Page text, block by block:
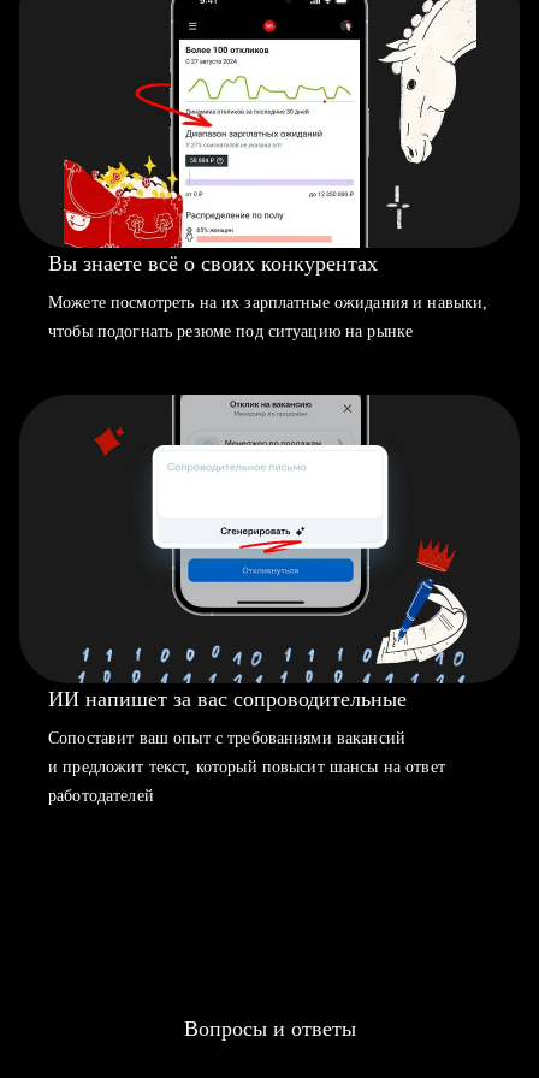
Вы знаете всё о своих конкурентах
Можете посмотреть на их зарплатные ожидания и навыки,
чтобы подогнать резюме под ситуацию на рынке
ИИ напишет за вас сопроводительные
Сопоставит ваш опыт с требованиями вакансий
и предложит текст, который повысит шансы на ответ
работодателей
Вопросы и ответы